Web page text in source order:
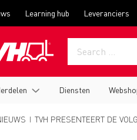
Learning hub Leveranciers
Diensten
TVH PRESENTEERT DE